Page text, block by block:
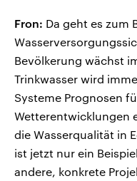
Fron: Da geht es zum
Bevölkerung wächst
Trinkwasser wird
Systeme Prognosen
Wetterentwicklungen
die Wasserqualität in
ist jetzt nur ein
andere, konkrete